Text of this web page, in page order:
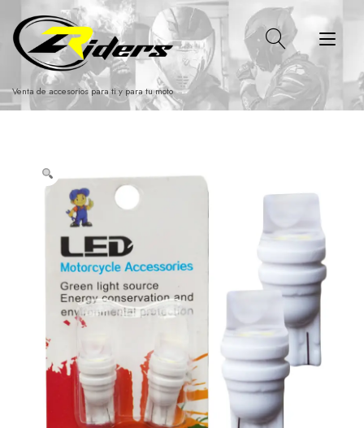
contenido
Venta de accesorios para ti y para tu moto